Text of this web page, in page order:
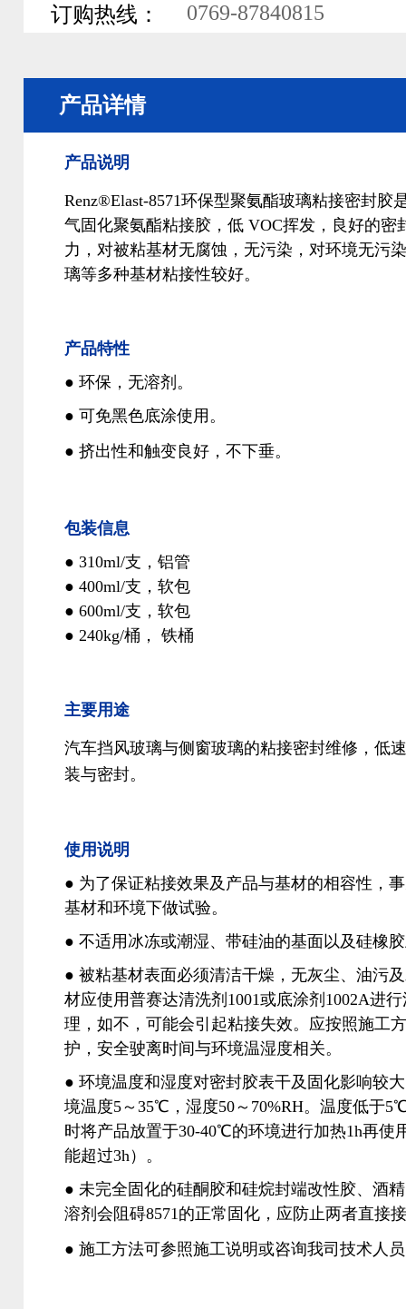
订购热线：
0769-87840815
产品详情
产品说明
Renz®Elast-8571环保型聚氨酯玻璃粘接密封胶
气固化聚氨酯粘接胶，低 VOC挥发，良好的密
力，对被粘基材无腐蚀，无污染，对环境无污
璃等多种基材粘接性较好。
产品特性
● 环保，无溶剂。
● 可免黑色底涂使用。
● 挤出性和触变良好，不下垂。
包装信息
● 310ml/支，铝管
● 400ml/支，软包
● 600ml/支，软包
● 240kg/桶， 铁桶
主要用途
汽车挡风玻璃与侧窗玻璃的粘接密封维修，低
装与密封。
使用说明
● 为了保证粘接效果及产品与基材的相容性，
基材和环境下做试验。
● 不适用冰冻或潮湿、带硅油的基面以及硅橡
● 被粘基材表面必须清洁干燥，无灰尘、油污
材应使用普赛达清洗剂1001或底涂剂1002A进
理，如不，可能会引起粘接失效。应按照施工
护，安全驶离时间与环境温湿度相关。
● 环境温度和湿度对密封胶表干及固化影响较
境温度5～35℃，湿度50～70%RH。温度低于
时将产品放置于30-40℃的环境进行加热1h再使
能超过3h）。
● 未完全固化的硅酮胶和硅烷封端改性胶、酒
溶剂会阻碍8571的正常固化，应防止两者直接
● 施工方法可参照施工说明或咨询我司技术人